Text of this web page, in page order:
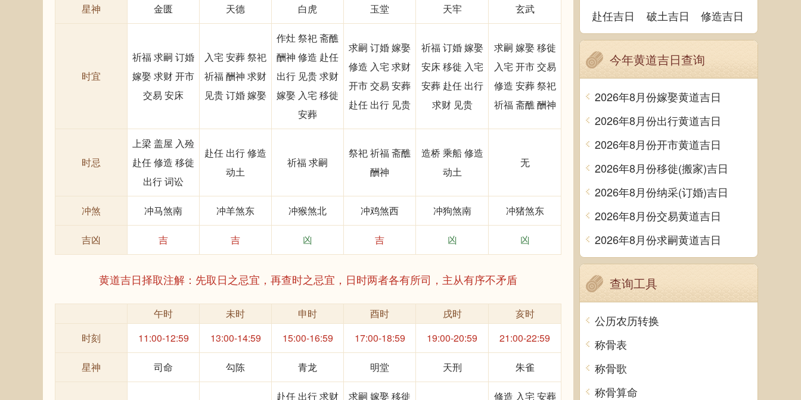
星神 金匮 天德 白虎 玉堂 天牢 玄武
时宜
祈福 求嗣 订婚
嫁娶 求财 开市
交易 安床
入宅 安葬 祭祀
祈福 酬神 求财
见贵 订婚 嫁娶
作灶 祭祀 斋醮
酬神 修造 赴任
出行 见贵 求财
嫁娶 入宅 移徙
安葬
求嗣 订婚 嫁娶
修造 入宅 求财
开市 交易 安葬
赴任 出行 见贵
祈福 订婚 嫁娶
安床 移徙 入宅
安葬 赴任 出行
求财 见贵
求嗣 嫁娶 移徙
入宅 开市 交易
修造 安葬 祭祀
祈福 斋醮 酬神
时忌
上梁 盖屋 入殓
赴任 修造 移徙
出行 词讼
赴任 出行 修造
动土
祈福 求嗣
祭祀 祈福 斋醮
酬神
造桥 乘船 修造
动土
无
冲煞 冲马煞南 冲羊煞东 冲猴煞北 冲鸡煞西 冲狗煞南 冲猪煞东
吉凶 吉 吉 凶 吉 凶 凶
黄道吉日择取注解：先取日之忌宜，再查时之忌宜，日时两者各有所司，主从有序不矛盾
午时 未时 申时 酉时 戌时
亥时
时刻
11:00-12:59 13:00-14:59 15:00-16:59 17:00-18:59 19:00-20:59 21:00-22:59
星神 司命 勾陈 青龙 明堂 天刑 朱雀
赴任 出行 求财
求嗣 嫁娶 移徙
修造 入宅 安葬
赴任吉日
破土吉日 修造吉日
今年黄道吉日查询
2026年8月份嫁娶黄道吉日
2026年8月份出行黄道吉日
2026年8月份开市黄道吉日
2026年8月份移徙(搬家)吉日
2026年8月份纳采(订婚)吉日
2026年8月份交易黄道吉日
2026年8月份求嗣黄道吉日
查询工具
公历农历转换
称骨表
称骨歌
称骨算命